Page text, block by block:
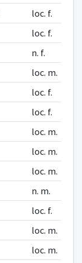
loc. f.
loc. f.
n. f.
loc. m.
loc. f.
loc. f.
loc. m.
loc. m.
loc. m.
n. m.
loc. f.
loc. m.
loc. m.